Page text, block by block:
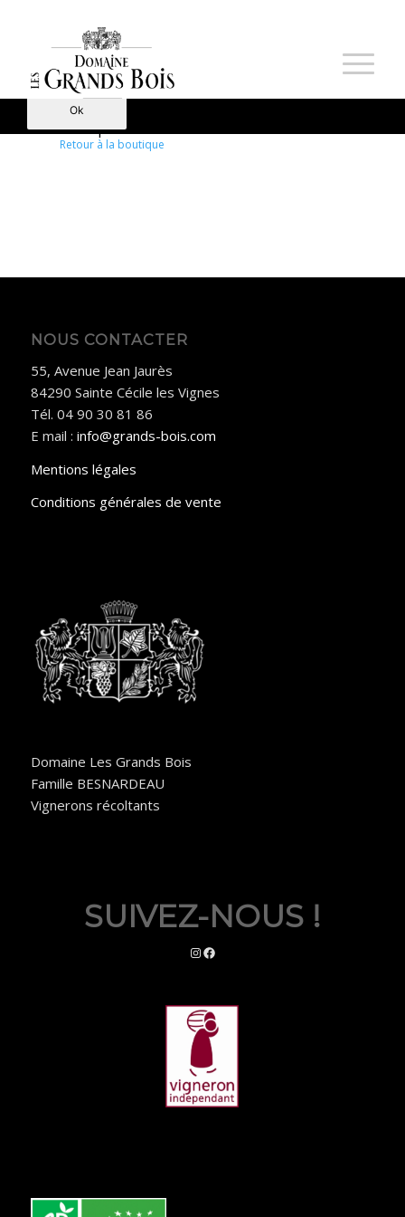
Votre panier est actuellement vide.
Retour à la boutique
NOUS CONTACTER
55, Avenue Jean Jaurès
84290 Sainte Cécile les Vignes
Tél. 04 90 30 81 86
E mail : info@grands-bois.com
Mentions légales
Conditions générales de vente
Domaine Les Grands Bois
Famille BESNARDEAU
Vignerons récoltants
SUIVEZ-NOUS !
expérience sur notre site. Si vous continuez à utiliser ce
dernier, nous considérerons que vous acceptez l'utilisation des
Ok